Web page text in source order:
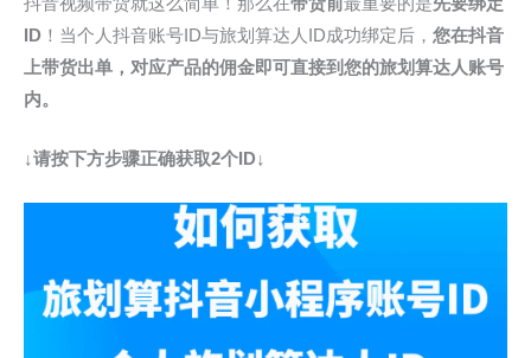
ID ！当个人抖音账号ID与旅划算达人ID成功绑定后， 您在抖音
上带货出单， 对应产品的佣金即可直接到您的旅划算达人账号
内。
↓请按下方步骤正确获取2个ID↓